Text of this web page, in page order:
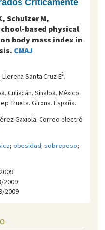
Críticamente
Schulzer M,
based physical
body mass index in
CMAJ
, Llerena Santa Cruz E2.
Culiacán. Sinaloa. México.
Trueta. Girona. España.
Gaxiola. Correo electró
; obesidad; sobrepeso;
2009
2009